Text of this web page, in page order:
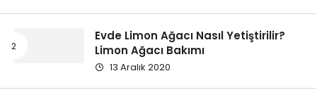
Evde Limon Ağacı Nasıl Yetiştirilir?
Limon Ağacı Bakımı
13 Aralık 2020